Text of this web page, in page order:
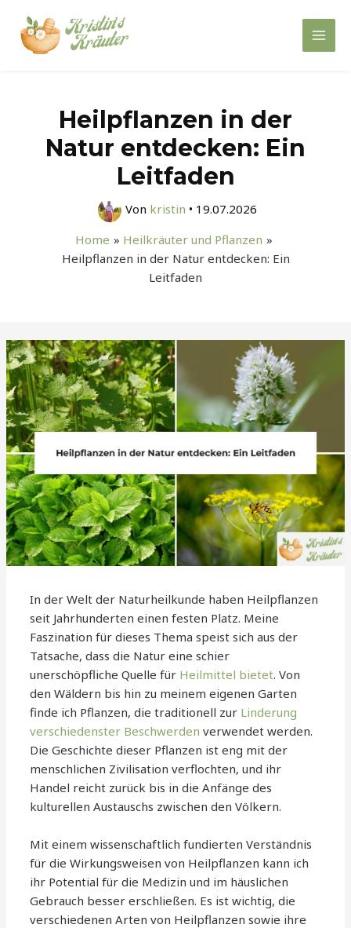
Inhalt
springen
Main
Heilpflanzen in der
Natur entdecken: Ein
Leitfaden
Von kristin • 19.07.2026
Home
Heilkräuter und Pflanzen
Heilpflanzen in der Natur entdecken: Ein
Leitfaden
In der Welt der Naturheilkunde haben Heilpflanzen
seit Jahrhunderten einen festen Platz. Meine
Faszination für dieses Thema speist sich aus der
Tatsache, dass die Natur eine schier
unerschöpfliche Quelle für Heilmittel bietet. Von
den Wäldern bis hin zu meinem eigenen Garten
finde ich Pflanzen, die traditionell zur Linderung
verschiedenster Beschwerden verwendet werden.
Die Geschichte dieser Pflanzen ist eng mit der
menschlichen Zivilisation verflochten, und ihr
Handel reicht zurück bis in die Anfänge des
kulturellen Austauschs zwischen den Völkern.
Mit einem wissenschaftlich fundierten Verständnis
für die Wirkungsweisen von Heilpflanzen kann ich
ihr Potential für die Medizin und im häuslichen
Gebrauch besser erschließen. Es ist wichtig, die
verschiedenen Arten von Heilpflanzen sowie ihre